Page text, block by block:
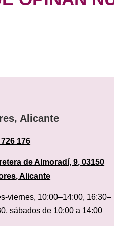
Alicante
176
de Almoradí, 9, 03150
Alicante
viernes, 10:00–14:00, 16:30–
sábados de 10:00 a 14:00